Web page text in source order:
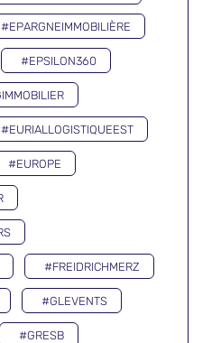
#EPARGNEIMMOBILIÈRE
#EPSILON360
#EURIALLOGISTIQUEEST
#EUROPE
#FREIDRICHMERZ
#GLEVENTS
#GRESB